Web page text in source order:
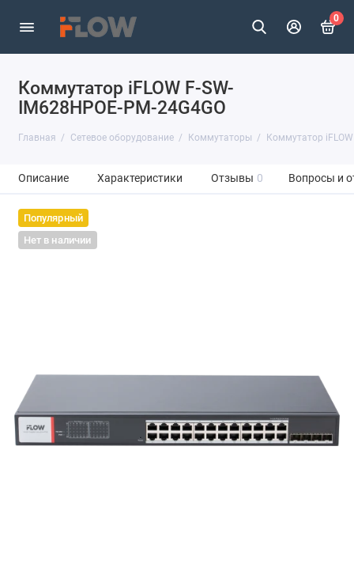
0
Коммутатор iFLOW F-SW-
IM628HPOE-PM-24G4GO
Главная Сетевое оборудование Коммутаторы Коммутатор iFLOW
Описание Характеристики Отзывы 0 Вопросы и
Популярный
Нет в наличии